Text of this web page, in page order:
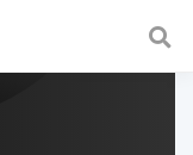
fast and